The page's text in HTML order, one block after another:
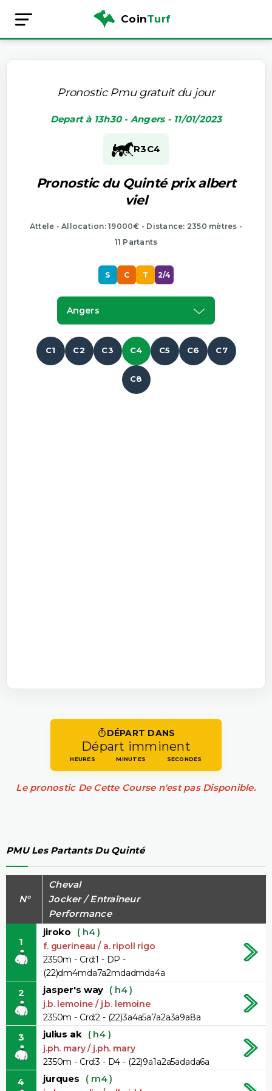
CoinTurf
Pronostic Pmu gratuit du jour
Depart à 13h30 - Angers - 11/01/2023
R3C4
Pronostic du Quinté prix albert
viel
Attele - Allocation: 19000€ - Distance: 2350 mètres -
11 Partants
S C T 2/4
Angers
C1 C2 C3 C4 C5 C6 C7
C8
DÉPART DANS
Départ imminent
HEURES MINUTES SECONDES
Le pronostic De Cette Course n'est pas Disponible.
PMU Les Partants Du Quinté
N°
Cheval
Jocker / Entraîneur
Performance
1
jiroko ( h4 )
f. guerineau / a. ripoll rigo
2350m - Crd:1 - DP -
(22)dm4mda7a2mdadmda4a
2 jasper's way ( h4 )
j.b. lemoine / j.b. lemoine
2350m - Crd:2 - (22)3a4a5a7a2a3a9a8a
3 julius ak ( h4 )
j.ph. mary / j.ph. mary
2350m - Crd:3 - D4 - (22)9a1a2a5adada6a
4 jurques ( m4 )